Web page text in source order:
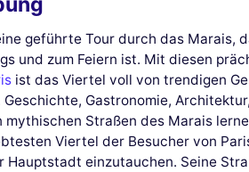
geführte Tour durch das
und zum Feiern ist. Mit diesen
ist das Viertel voll von trendigen
Gastronomie,
mythischen Straßen des Marais
Viertel der Besucher von
Hauptstadt einzutauchen. Seine